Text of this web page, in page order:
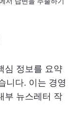
심 정보를 요약
니다. 이는 경영
부 뉴스레터 작